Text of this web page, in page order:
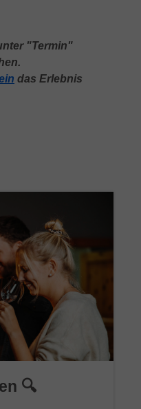
"Termin"
das Erlebnis
🔍